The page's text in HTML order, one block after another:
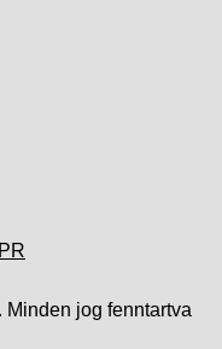
jog fenntartva